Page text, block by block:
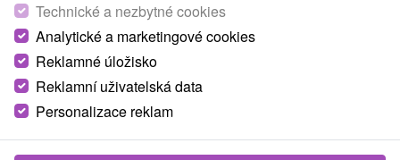
Technické a nezbytné cookies
Analytické a marketingové cookies
Reklamné úložisko
Reklamní uživatelská data
Personalizace reklam